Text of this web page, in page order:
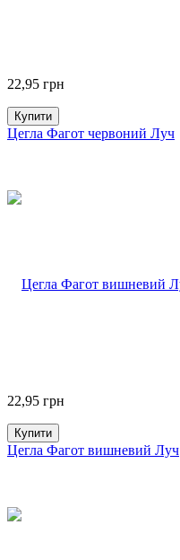
22,95 грн
Купити
Цегла Фагот червоний Луч
22,95 грн
Купити
Цегла Фагот вишневий Луч